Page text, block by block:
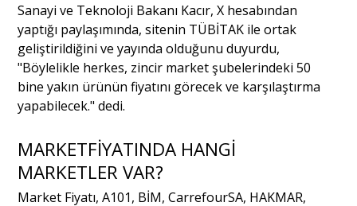
Yorum - Analiz
Söyleşi
Portre
Sanayi ve Teknoloji Bakanı Kacır, X hesabından
yaptığı paylaşımında, sitenin TÜBİTAK ile ortak
geliştirildiğini ve yayında olduğunu duyurdu,
"Böylelikle herkes, zincir market şubelerindeki 50
bine yakın ürünün fiyatını görecek ve karşılaştırma
yapabilecek." dedi.
MARKETFİYATINDA HANGİ
MARKETLER VAR?
Market Fiyatı, A101, BİM, CarrefourSA, HAKMAR,